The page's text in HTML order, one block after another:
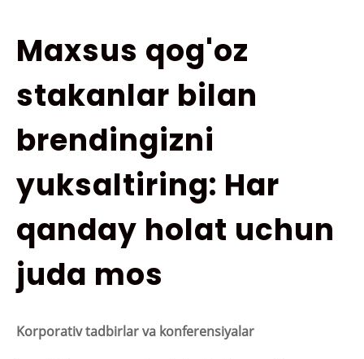
Maxsus qog'oz
stakanlar bilan
brendingizni
yuksaltiring: Har
qanday holat uchun
juda mos
Korporativ tadbirlar va konferensiyalar